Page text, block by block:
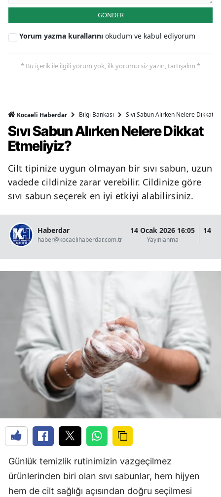
GÖNDER
Yorum yazma kurallarını okudum ve kabul ediyorum
* Bu içerik ile ilgili yorum yok, ilk yorumu siz yazın, tartışalım *
Kocaeli Haberdar Bilgi Bankası Sıvı Sabun Alırken Nelere Dikkat
Sıvı Sabun Alırken Nelere Dikkat
Etmeliyiz?
Cilt tipinize uygun olmayan bir sıvı sabun, uzun
vadede cildinize zarar verebilir. Cildinize göre
sıvı sabun seçerek en iyi etkiyi alabilirsiniz.
Haberdar
haber@kocaelihaberdar.com.tr
14 Ocak 2026 16:05
Yayınlanma
14
Günlük temizlik rutinimizin vazgeçilmez
ürünlerinden biri olan sıvı sabunlar, hem hijyen
hem de cilt sağlığı açısından doğru seçilmesi